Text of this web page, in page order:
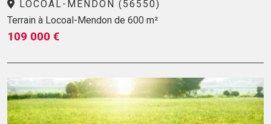
LOCOAL-MENDON (56550)
Terrain à Locoal-Mendon de 600 m²
109 000 €